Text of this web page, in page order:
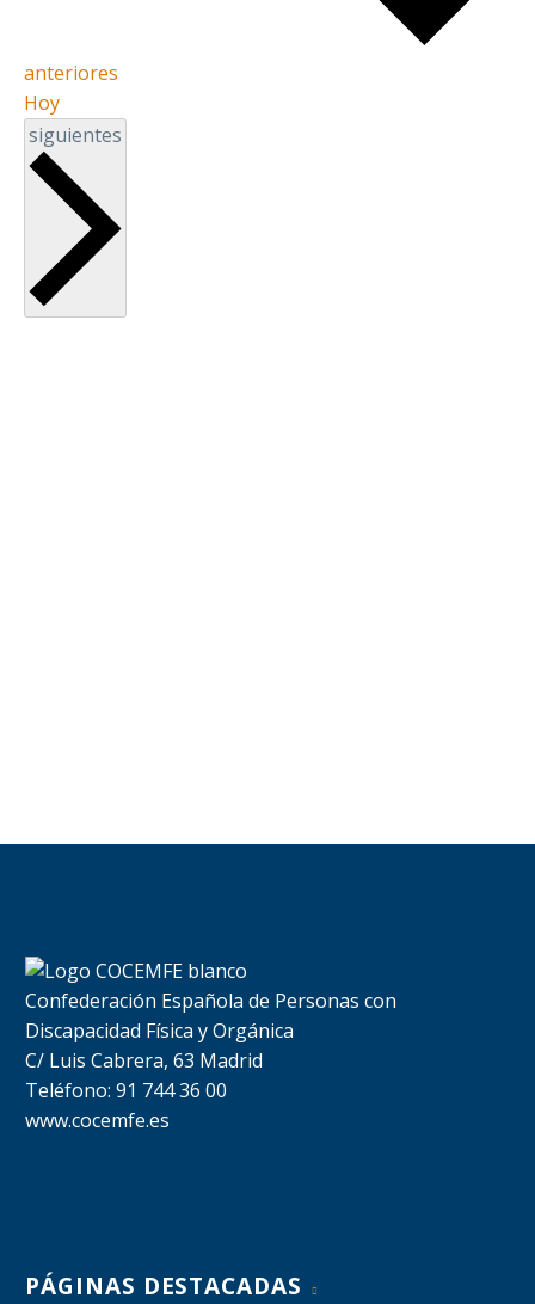
Eventos
anteriores
Hoy
Eventos
siguientes
Confederación Española de Personas con
Discapacidad Física y Orgánica
C/ Luis Cabrera, 63 Madrid
Teléfono: 91 744 36 00
www.cocemfe.es
PÁGINAS DESTACADAS